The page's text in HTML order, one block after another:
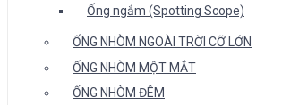
Ống ngắm (Spotting Scope)
ỐNG NHÒM NGOÀI TRỜI CỠ LỚN
ỐNG NHÒM MỘT MẮT
ỐNG NHÒM ĐÊM